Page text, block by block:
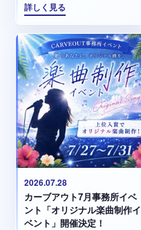
詳しく見る
2026.07.28
カーブアウト7月事務所イベ
ント「オリジナル楽曲制作イ
ベント」開催決定！